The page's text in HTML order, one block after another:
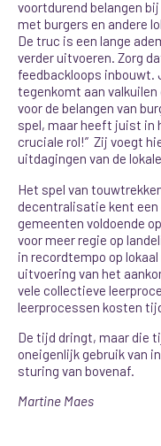
voortdurend belangen
met burgers en andere
De truc is een lange
verder uitvoeren. Zorg
feedbackloops
tegenkomt aan
voor de belangen van
spel, maar heeft juist in
cruciale rol!” Zij voegt
uitdagingen van de
Het spel van
decentralisatie kent
gemeenten voldoende
voor meer regie op
in recordtempo op
uitvoering van het
vele collectieve
leerprocessen kosten
De tijd dringt, maar die
oneigenlijk gebruik van
sturing van bovenaf.
Martine Maes